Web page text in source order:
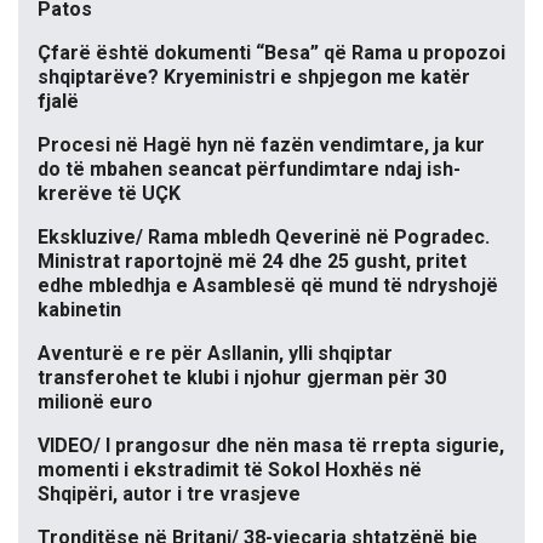
Patos
Çfarë është dokumenti “Besa” që Rama u propozoi
shqiptarëve? Kryeministri e shpjegon me katër
fjalë
Procesi në Hagë hyn në fazën vendimtare, ja kur
do të mbahen seancat përfundimtare ndaj ish-
krerëve të UÇK
Ekskluzive/ Rama mbledh Qeverinë në Pogradec.
Ministrat raportojnë më 24 dhe 25 gusht, pritet
edhe mbledhja e Asamblesë që mund të ndryshojë
kabinetin
Aventurë e re për Asllanin, ylli shqiptar
transferohet te klubi i njohur gjerman për 30
milionë euro
VIDEO/ I prangosur dhe nën masa të rrepta sigurie,
momenti i ekstradimit të Sokol Hoxhës në
Shqipëri, autor i tre vrasjeve
Tronditëse në Britani/ 38-vjeçarja shtatzënë bie